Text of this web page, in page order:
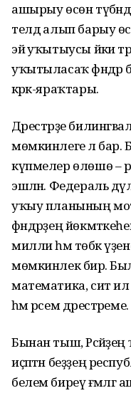
ашырыу өсөн
телдә алып барыу
эйә уҡытыусы йәки
уҡытыласаҡ фәндәр
кәрәк-яраҡтары.
Дәрестәрҙе
мөмкинлеге лә бар.
күпмелер өлөшө –
эшләнә. Федераль
уҡыу планының
фәндәрҙең
милли һәм төбәк
мөмкинлек бирә. Был
математика, сит
һәм рәсем дәрестәреме.
Бынан тыш, Рәсәйҙең
иҫәптән беҙҙең
белем биреү